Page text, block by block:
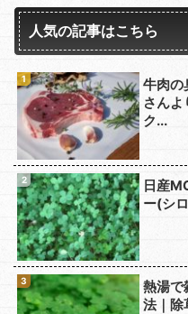
人気の記事はこちら
牛肉の
さん
ク...
日産
ー(シ
熱湯で
法｜除